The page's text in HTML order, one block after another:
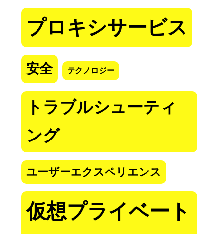
プロキシサービス
安全 テクノロジー
トラブルシューティ
ング
ユーザーエクスペリエンス
仮想プライベート